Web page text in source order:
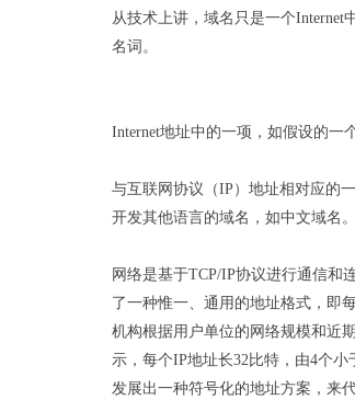
从技术上讲，域名只是一个Internet
名词。
Internet地址中的一项，如假设的一
与互联网协议（IP）地址相对应的
开发其他语言的域名，如中文域名
网络是基于TCP/IP协议进行通信和
了一种惟一、通用的地址格式，即
机构根据用户单位的网络规模和近
示，每个IP地址长32比特，由4个
发展出一种符号化的地址方案，来